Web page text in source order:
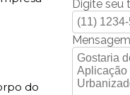
do
Digite seu
Mensagem